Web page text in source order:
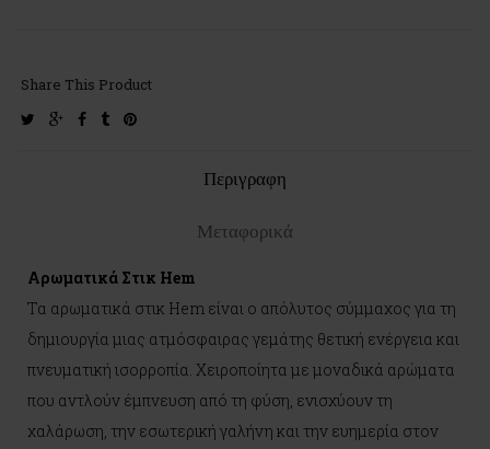
Share This Product
twittergoogle-facebook
tumblrpinterest
Περιγραφη
Μεταφορικά
Αρωματικά Στικ Hem
Τα αρωματικά στικ Hem είναι ο απόλυτος σύμμαχος για τη
δημιουργία μιας ατμόσφαιρας γεμάτης θετική ενέργεια και
πνευματική ισορροπία. Χειροποίητα με μοναδικά αρώματα
που αντλούν έμπνευση από τη φύση, ενισχύουν τη
χαλάρωση, την εσωτερική γαλήνη και την ευημερία στον